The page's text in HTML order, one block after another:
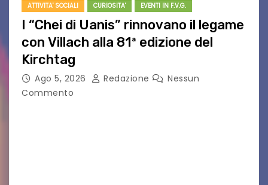
ATTIVITA' SOCIALI CURIOSITA' EVENTI IN F.V.G.
I “Chei di Uanis” rinnovano il legame
con Villach alla 81ª edizione del
Kirchtag
Ago 5, 2026 Redazione
Nessun
Commento